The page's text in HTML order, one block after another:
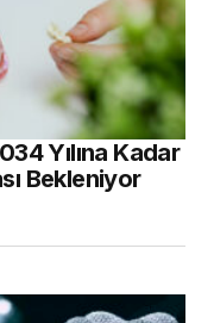
Yılına Kadar
Bekleniyor